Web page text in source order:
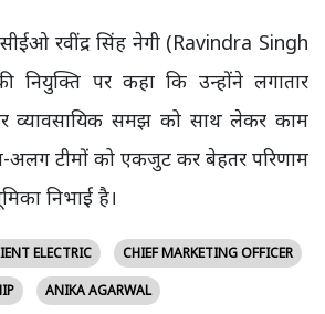
रवींद्र सिंह नेगी (Ravindra Singh
नियुक्ति पर कहा कि उन्होंने लगातार
व्यावसायिक समझ को साथ लेकर काम
अलग टीमों को एकजुट कर बेहतर परिणाम
निभाई है।
ELECTRIC
CHIEF MARKETING OFFICER
ANIKA AGARWAL